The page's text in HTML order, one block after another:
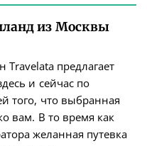
из Москвы
Travelataпредлагает
и сейчас по
того, что выбранная
вам. В то время как
желанная путевка